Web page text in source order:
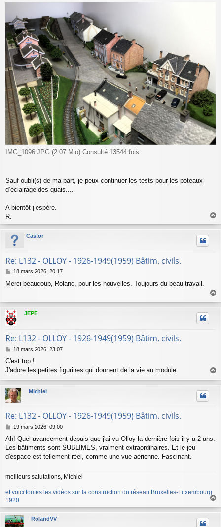
IMG_1096.JPG (2.07 Mio) Consulté 13544 fois
Sauf oubli(s) de ma part, je peux continuer les tests pour les poteaux
d’éclairage des quais....
A bientôt j’espère.
R.
a
u
Castor
Re: L132 - OLLOY - 1926-1949(1959) Bâtim. civils.
M
s
g
e
18 mars 2026, 20:17
Merci beaucoup, Roland, pour les nouvelles. Toujours du beau travail.
a
u
JEPE
Re: L132 - OLLOY - 1926-1949(1959) Bâtim. civils.
M
s
s
g
e
18 mars 2026, 23:07
C'est top !
J'adore les petites figurines qui donnent de la vie au module.
a
u
Michiel
Re: L132 - OLLOY - 1926-1949(1959) Bâtim. civils.
M
s
s
a
19 mars 2026, 09:00
Ah! Quel avancement depuis que j'ai vu Olloy la dernière fois il y a 2 ans.
Les bâtiments sont SUBLIMES, vraiment extraordinaires. Et le jeu
d'espace est tellement réel, comme une vue aérienne. Fascinant.
meilleurs salutations, Michiel
et voici toutes les vidéos sur la construction du réseau Bruxelles-Luxembourg
1920
u
RolandVV